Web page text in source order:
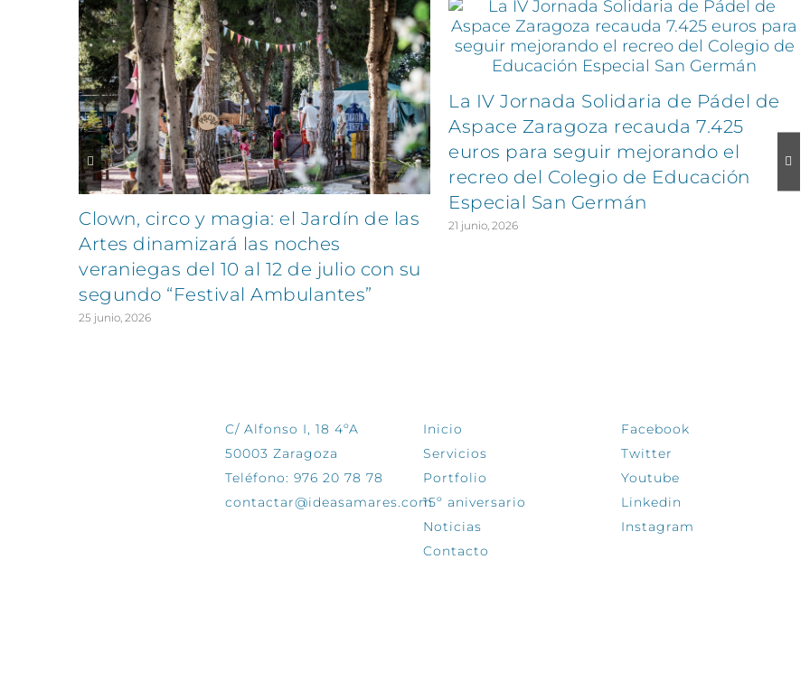
Clown, circo y magia: el Jardín de las
Artes dinamizará las noches
veraniegas del 10 al 12 de julio con su
segundo “Festival Ambulantes”
25 junio, 2026
La IV Jornada Solidaria de Pádel de
Aspace Zaragoza recauda 7.425
euros para seguir mejorando el
recreo del Colegio de Educación
Especial San Germán
21 junio, 2026
C/ Alfonso I, 18 4ºA
50003 Zaragoza
Teléfono: 976 20 78 78
contactar@ideasamares.com
Inicio
Servicios
Portfolio
15º aniversario
Noticias
Contacto
Facebook
Twitter
Youtube
Linkedin
Instagram